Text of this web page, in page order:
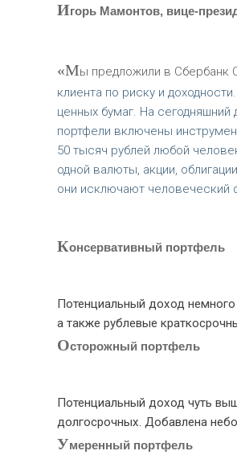
Игорь Мамонтов, вице-
«Мы предложили в Сбербанк
клиента по риску и
ценных бумаг. На
портфели включены
50 тысяч рублей любой
одной валюты, акции,
они исключают человеческий
Консервативный портфель
Потенциальный доход
а также рублевые
Осторожный портфель
Потенциальный доход чуть
долгосрочных. Добавлена
Умеренный портфель